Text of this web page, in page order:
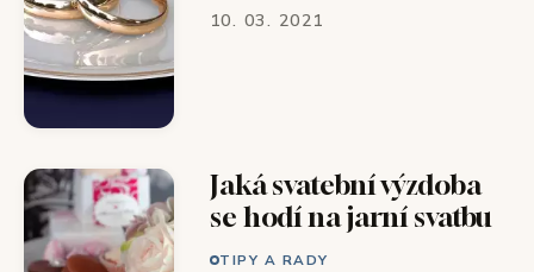
10. 03. 2021
Jaká svatební výzdoba
se hodí na jarní svatbu
TIPY A RADY